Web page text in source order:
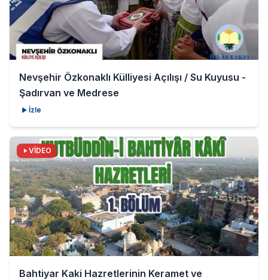
Nevşehir Özkonaklı Külliyesi Açılışı / Su Kuyusu -
Şadırvan ve Medrese
İzle
VİDEO
Bahtiyar Kaki Hazretlerinin Keramet ve